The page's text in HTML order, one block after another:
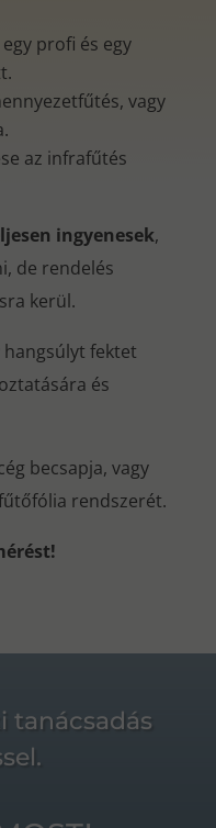
profi és egy
vagy
az infrafűtés
ingyenesek,
de rendelés
kerül.
fektet
és
becsapja, vagy
rendszerét.
tanácsadás